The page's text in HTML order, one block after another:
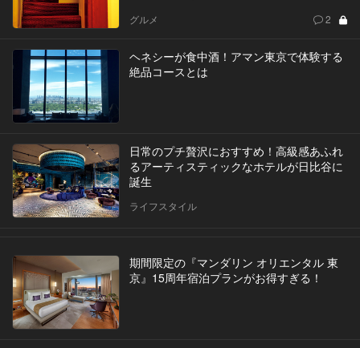
グルメ 2
ヘネシーが食中酒！アマン東京で体験する
絶品コースとは
日常のプチ贅沢におすすめ！高級感あふれ
るアーティスティックなホテルが日比谷に
誕生
ライフスタイル
期間限定の『マンダリン オリエンタル 東
京』15周年宿泊プランがお得すぎる！